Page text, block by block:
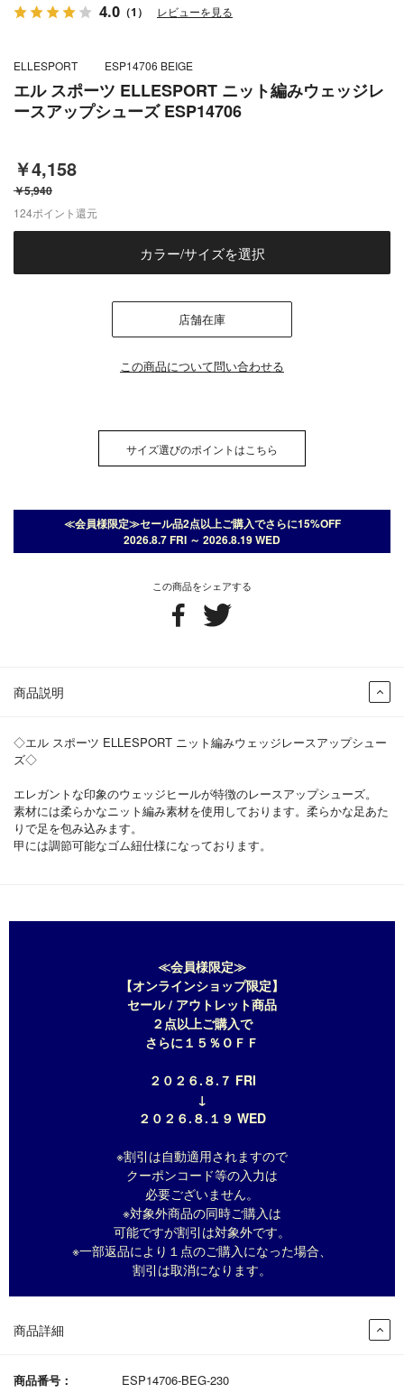
エル スポーツ ELLESPORT ニット編みウェッジレ
ースアップシューズ ESP14706
4.0 （1） レビューを見る
￥4,158
￥5,940
商品詳細
商品番号： ESP14706-BEG-230
この商品をシェアする
商品説明
◇エル スポーツ ELLESPORT ニット編みウェッジレースアップシュー
ズ◇
エレガントな印象のウェッジヒールが特徴のレースアップシューズ。
素材には柔らかなニット編み素材を使用しております。柔らかな足あた
りで足を包み込みます。
甲には調節可能なゴム紐仕様になっております。
≪会員様限定≫
【オンラインショップ限定】
セール / アウトレット商品
２点以上ご購入で
さらに１５％ＯＦＦ
２０２６.８.７ FRI
↓
２０２６.８.１９ WED
※割引は自動適用されますので
クーポンコード等の入力は
必要ございません。
※対象外商品の同時ご購入は
可能ですが割引は対象外です。
※一部返品により１点のご購入になった場合、
割引は取消になります。
ELLESPORT ESP14706 BEIGE
124ポイント還元
カラー/サイズを選択
店舗在庫
この商品について問い合わせる
サイズ選びのポイントはこちら
≪会員様限定≫セール品2点以上ご購入でさらに15%OFF
2026.8.7 FRI ～ 2026.8.19 WED